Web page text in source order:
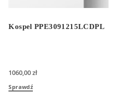
Kospel PPE3091215LCDPL
1060,00zł
Sprawdź